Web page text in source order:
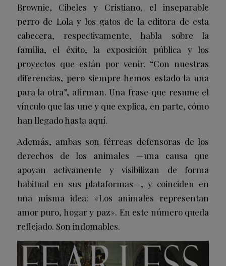
Brownie, Cibeles y Cristiano, el inseparable
perro de Lola y los gatos de la editora de esta
cabecera, respectivamente, habla sobre la
familia, el éxito, la exposición pública y los
proyectos que están por venir. “Con nuestras
diferencias, pero siempre hemos estado la una
para la otra”, afirman. Una frase que resume el
vínculo que las une y que explica, en parte, cómo
han llegado hasta aquí.
Además, ambas son férreas defensoras de los
derechos de los animales —una causa que
apoyan activamente y visibilizan de forma
habitual en sus plataformas—, y coinciden en
una misma idea: «Los animales representan
amor puro, hogar y paz». En este número queda
reflejado. Son indomables.